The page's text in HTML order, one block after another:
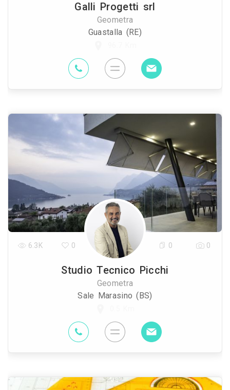
Galli Progetti srl
Geometra
Guastalla (RE)
Studio Tecnico Picchi
Geometra
Sale Marasino (BS)
6.3K 0 0 0